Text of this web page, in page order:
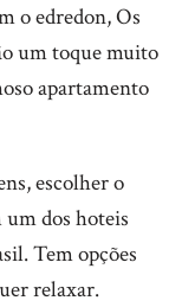
o edredon, Os
um toque muito
apartamento
escolher o
dos hoteis
Tem opções
relaxar.